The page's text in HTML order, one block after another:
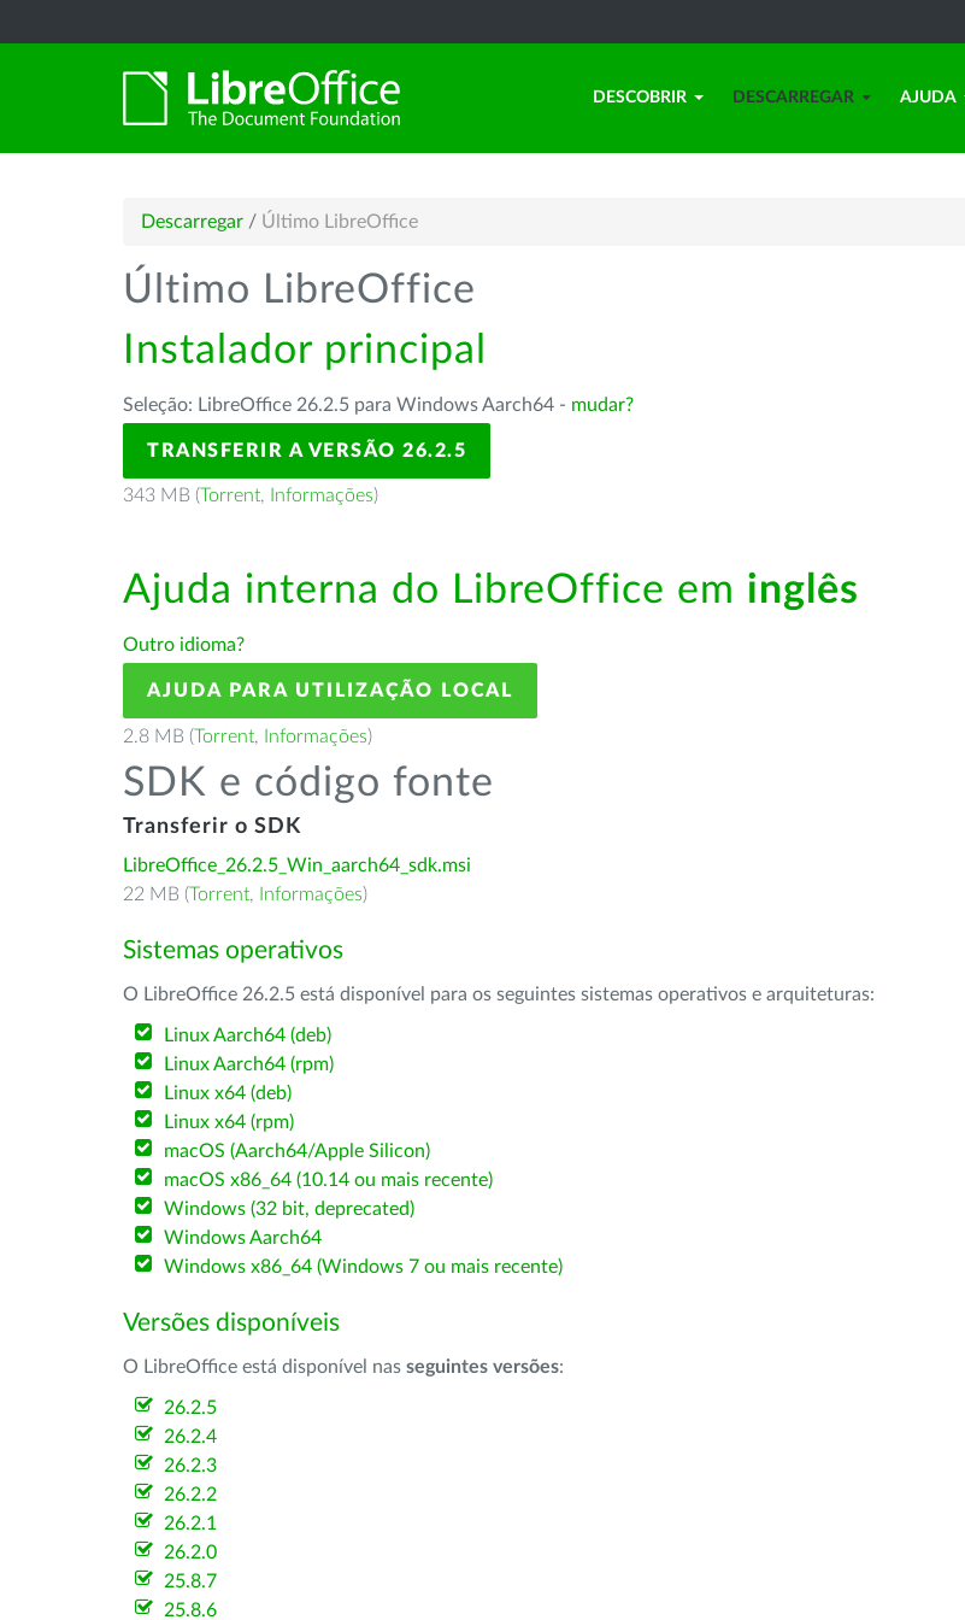
DESCOBRIR DESCARREGAR AJUDA
Descarregar / Último LibreOffice
Último LibreOffice
Instalador principal
Seleção: LibreOffice 26.2.5 para Windows Aarch64 - mudar?
TRANSFERIR A VERSÃO 26.2.5
343 MB (Torrent, Informações)
Ajuda interna do LibreOffice em inglês
Outro idioma?
AJUDA PARA UTILIZAÇÃO LOCAL
2.8 MB (Torrent, Informações)
SDK e código fonte
Transferir o SDK
LibreOffice_26.2.5_Win_aarch64_sdk.msi
22 MB (Torrent, Informações)
Sistemas operativos
O LibreOffice 26.2.5 está disponível para os seguintes sistemas operativos e arquiteturas:
Linux Aarch64 (deb)
Linux Aarch64 (rpm)
Linux x64 (deb)
Linux x64 (rpm)
macOS (Aarch64/Apple Silicon)
macOS x86_64 (10.14 ou mais recente)
Windows (32 bit, deprecated)
Windows Aarch64
Windows x86_64 (Windows 7 ou mais recente)
Versões disponíveis
O LibreOffice está disponível nas seguintes versões:
26.2.5
26.2.4
26.2.3
26.2.2
26.2.1
26.2.0
25.8.7
25.8.6